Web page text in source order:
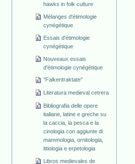
hawks in folk culture
Mélanges d'étimologie
cynégétique
Essais d'étimologie
cynégétique
Nouveaux essais
d'étimologie cynégétique
"Falkentraktate"
Literatura medieval cetrera
Bibliografia delle opere
italiane, latine e greche su
la caccia, la pesca e la
cinologia con aggiunte di
mammologia, ornitologia,
ittiologia e erpetologia
Libros medievales de